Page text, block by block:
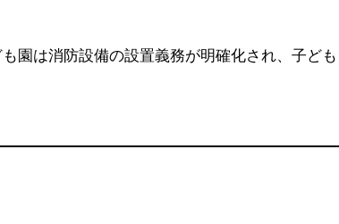
園は消防設備の設置義務が明確化され、子ども